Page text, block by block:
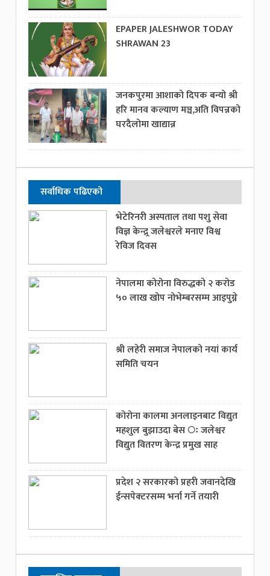
EPAPER JALESHWOR TODAY
SHRAWAN 23
जनकपुरमा आशाको दिपक बन्यो श्री
हरि मानव कल्याण मञ्च,अति विपन्नको
घरदैलोमा खाद्यान्न
सर्वाधिक पढिएको
भेटेरिनरी अस्पताल तथा पशु सेवा
विज्ञ केन्द्र्र जलेश्वरले मनाए विश्व
रेविज दिवस
नेपालमा कोरोना विरुद्धको २ करोड
५० लाख खोप नोभेम्बरसम्म आइपुग्ने
श्री लहेरी समाज नेपालको नयां कार्य
समिति चयन
कोरोना कालमा अनलाइनबाट विद्युत
महशुल बुझाउदा बेस ः जलेश्वर
विद्युत वितरण केन्द्र प्रमुख साह
प्रदेश २ सरकारको प्रहरी जवानदेखि
ईन्सपेक्टरसम्म भर्ना गर्ने तयारी